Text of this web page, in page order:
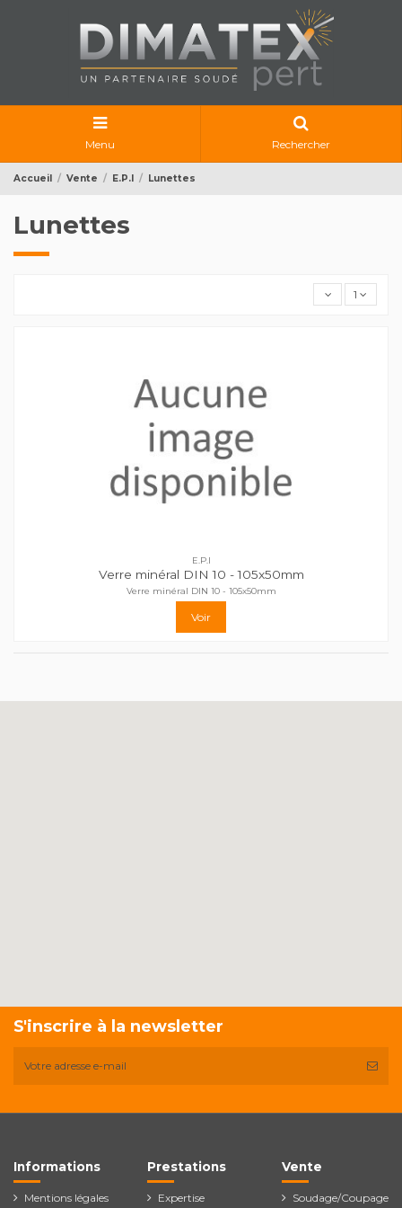
Menu Rechercher
Accueil Vente E.P.I Lunettes
Lunettes
1
E.P.I
Verre minéral DIN 10 - 105x50mm
Verre minéral DIN 10 - 105x50mm
Voir
S'inscrire à la newsletter
Informations
Mentions légales
Prestations
Expertise
Vente
Soudage/Coupage